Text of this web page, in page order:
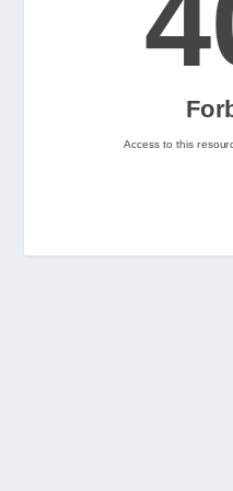
Nintenhype.Cat
📅 Ja tenim aquí
setmana? 👀